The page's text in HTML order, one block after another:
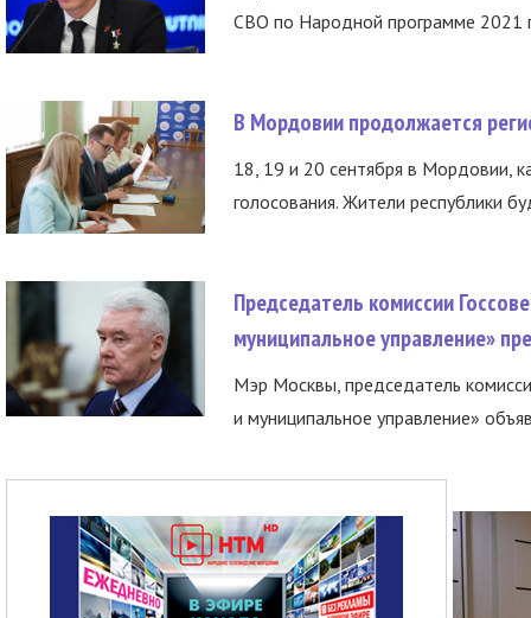
СВО по Народной программе 2021
В Мордовии продолжается
18, 19 и 20 сентября в Мордовии,
голосования. Жители республики
Председатель комиссии
муниципальное управление»
Мэр Москвы, председатель
и муниципальное управление»